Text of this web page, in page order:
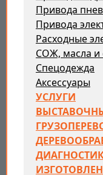
Привода
Привода
Расходные
СОЖ, масла и
Спецодежда
Аксессуары
УСЛУГИ